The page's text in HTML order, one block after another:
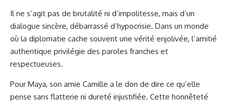
Il ne s’agit pas de brutalité ni d’impolitesse, mais d’un
dialogue sincère, débarrassé d’hypocrisie. Dans un monde
où la diplomatie cache souvent une vérité enjolivée, l’amitié
authentique privilégie des paroles franches et
respectueuses.
Pour Maya, son amie Camille a le don de dire ce qu’elle
pense sans flatterie ni dureté injustifiée. Cette honnêteté